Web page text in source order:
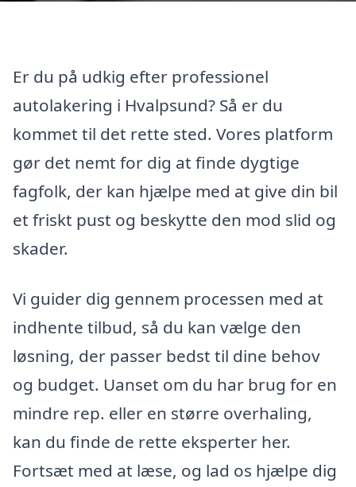
Er du på udkig efter professionel
autolakering i Hvalpsund? Så er du
kommet til det rette sted. Vores platform
gør det nemt for dig at finde dygtige
fagfolk, der kan hjælpe med at give din bil
et friskt pust og beskytte den mod slid og
skader.
Vi guider dig gennem processen med at
indhente tilbud, så du kan vælge den
løsning, der passer bedst til dine behov
og budget. Uanset om du har brug for en
mindre rep. eller en større overhaling,
kan du finde de rette eksperter her.
Fortsæt med at læse, og lad os hjælpe dig